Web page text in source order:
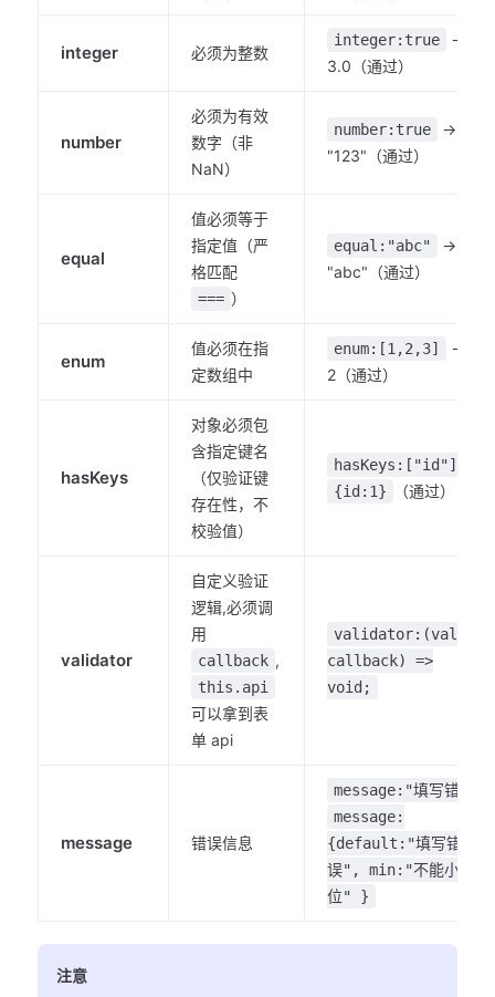
integer 必须为整数
integer:true
→
3.0（通过）
number
必须为有效
数字（非
NaN）
number:true
→
"123"（通过）
equal
值必须等于
指定值（严
格匹配
=== ）
equal:"abc"
→
"abc"（通过）
enum
值必须在指
定数组中
enum:[1,2,3]
→
2（通过）
hasKeys
对象必须包
含指定键名
（仅验证键
存在性，不
校验值）
hasKeys:["id"]
{id:1} （通过）
validator
自定义验证
逻辑,必须调
用
callback ,
this.api
可以拿到表
单 api
validator:(value,
callback) =>
void;
message 错误信息
message:"填写错误"
message:
{default:"填写错
误", min:"不能小于5
位" }
注意